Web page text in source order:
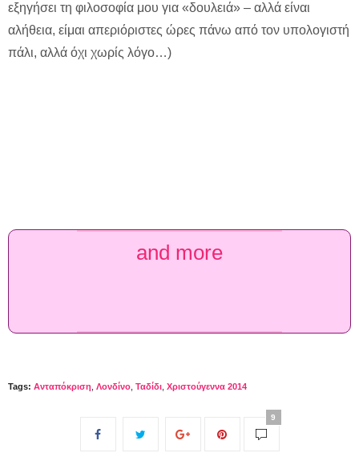
εξηγήσει τη φιλοσοφία μου για «δουλειά» – αλλά είναι
αλήθεια, είμαι απεριόριστες ώρες πάνω από τον υπολογιστή
πάλι, αλλά όχι χωρίς λόγο…)
and more
Tags: Ανταπόκριση Λονδίνο Ταδίδι Χριστούγεννα 2014
9